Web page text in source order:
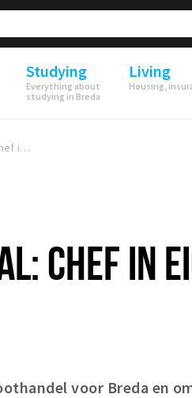
Studying
Everything about
studying in Breda
Living
Housing,
Horecaspecial: Chef in eigen keuken met Sligro
CHEF IN
voor Breda en